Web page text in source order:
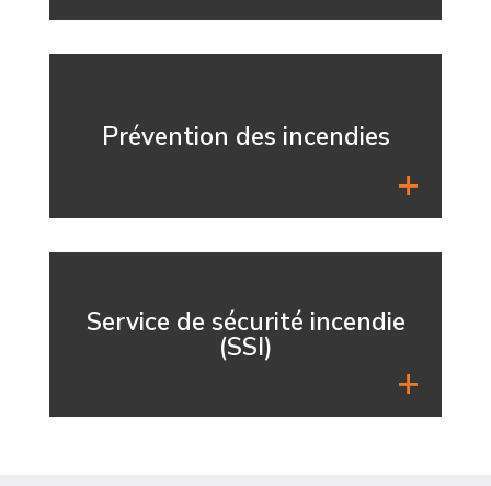
Prévention des incendies
Service de sécurité incendie
(SSI)